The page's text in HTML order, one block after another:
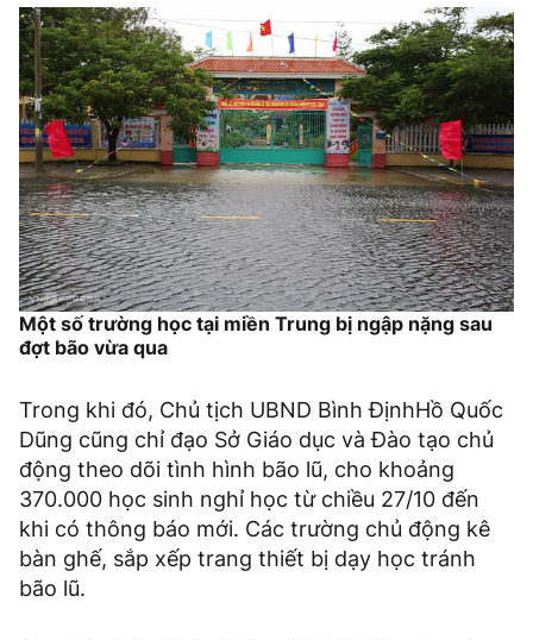
Một số trường học tại miền Trung bị ngập nặng sau
đợt bão vừa qua
Trong khi đó, Chủ tịch UBND Bình ĐịnhHồ Quốc
Dũng cũng chỉ đạo Sở Giáo dục và Đào tạo chủ
động theo dõi tình hình bão lũ, cho khoảng
370.000 học sinh nghỉ học từ chiều 27/10 đến
khi có thông báo mới. Các trường chủ động kê
bàn ghế, sắp xếp trang thiết bị dạy học tránh
bão lũ.